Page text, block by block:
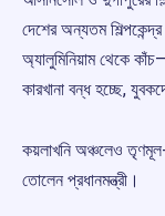
দেশের অন্যতম
অ্যালুমিনিয়াম থেকে
কারখানা বন্ধ হচ্ছে,
কয়লাখনি অঞ্চলেও তৃণমূল-
তোলেন প্রধানমন্ত্রী।